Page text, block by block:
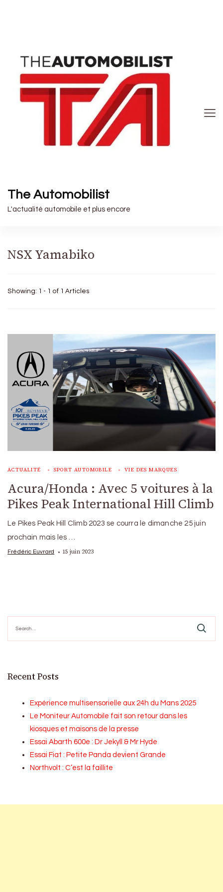
The Automobilist
L'actualité automobile et plus encore
NSX Yamabiko
Showing: 1 - 1 of 1 Articles
ACTUALITÉ SPORT AUTOMOBILE VIE DES MARQUES
Acura/Honda : Avec 5 voitures à la
Pikes Peak International Hill Climb
Le Pikes Peak Hill Climb 2023 se courra le dimanche 25 juin
prochain mais les …
Frédéric Euvrard 15 juin 2023
for:
Recent Posts
Expérience multisensorielle aux 24h du Mans 2025
Le Moniteur Automobile fait son retour dans les
kiosques et maisons de la presse
Essai Abarth 600e : Dr Jekyll & Mr Hyde
Essai Fiat : Petite Panda devient Grande
Northvolt : C’est la faillite